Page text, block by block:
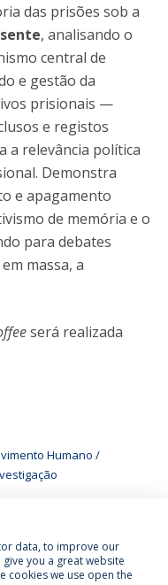
das prisões sob a
, analisando o
central de
e gestão da
prisionais —
e registos
a relevância política
Demonstra
e apagamento
de memória e o
para debates
massa, a
será realizada
Humano
& Condições
data, to improve our
you a great website
cookies we use open the